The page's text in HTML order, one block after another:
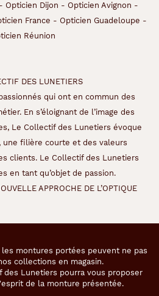
- Opticien Dijon - Opticien Avignon -
France - Opticien Guadeloupe -
Réunion
DES LUNETIERS
qui ont en commun des
En s’éloignant de l’image des
Le Collectif des Lunetiers évoque
une filière courte et des valeurs
clients. Le Collectif des Lunetiers
en tant qu’objet de passion.
APPROCHE DE L’OPTIQUE
montures portées peuvent ne pas
collections en magasin.
des Lunetiers pourra vous proposer
de la monture présentée.